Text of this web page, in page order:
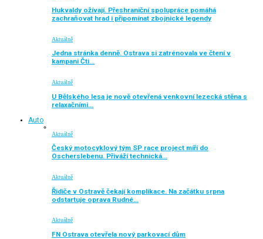
Hukvaldy ožívají. Přeshraniční spolupráce pomáhá
zachraňovat hrad i připomínat zbojnické legendy
Aktuálně
Jedna stránka denně. Ostrava si zatrénovala ve čtení v
kampani Čti…
Aktuálně
U Bělského lesa je nově otevřená venkovní lezecká stěna s
relaxačními…
Auto
Aktuálně
Český motocyklový tým SP race project míří do
Oscherslebenu. Přiváží technická…
Aktuálně
Řidiče v Ostravě čekají komplikace. Na začátku srpna
odstartuje oprava Rudné…
Aktuálně
FN Ostrava otevřela nový parkovací dům